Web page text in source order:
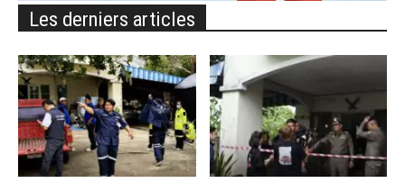
Les derniers articles